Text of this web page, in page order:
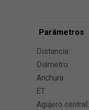
Parámetros
Distancia:
Diámetro:
Anchura:
ET:
Agujero central: